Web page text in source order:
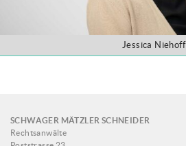
Jessica Niehoff
SCHWAGER MÄTZLER SCHNEIDER
Rechtsanwälte